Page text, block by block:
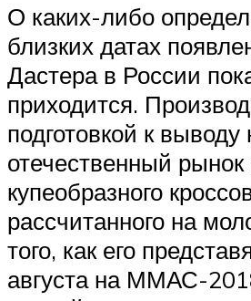
О каких-либо
близких датах
Дастера в России
приходится.
подготовкой к выводу
отечественный рынок
купеобразного
рассчитанного на
того, как его
августа на ММАС-